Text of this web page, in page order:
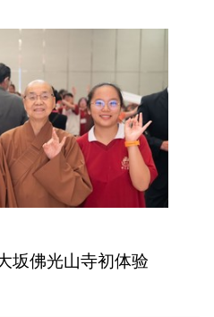
坂佛光山寺初体验